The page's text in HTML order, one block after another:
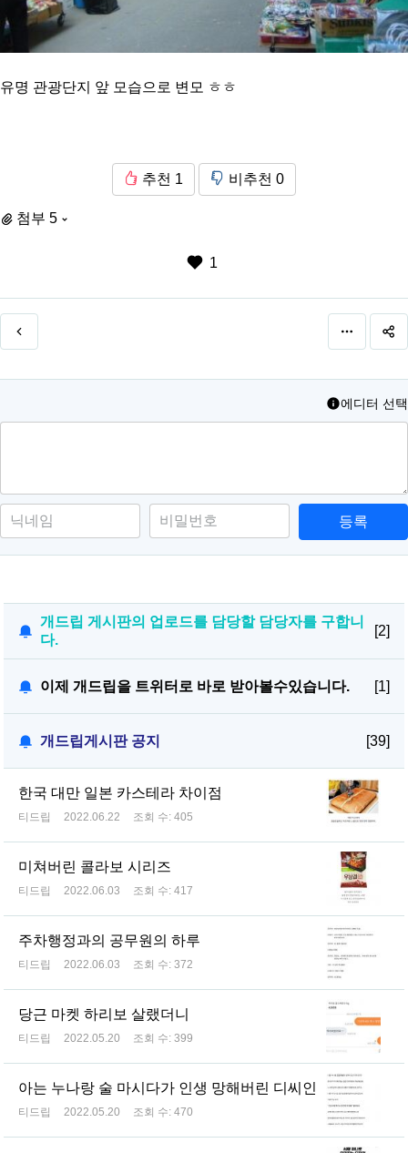
유명 관광단지 앞 모습으로 변모 ㅎㅎ
추천 1 비추천 0
첨부 5
1
에디터 선택
등록
개드립 게시판의 업로드를 담당할 담당자를 구합니
다.
[2]
이제 개드립을 트위터로 바로 받아볼수있습니다. [1]
개드립게시판 공지 [39]
한국 대만 일본 카스테라 차이점
티드립 2022.06.22 조회 수: 405
미쳐버린 콜라보 시리즈
티드립 2022.06.03 조회 수: 417
주차행정과의 공무원의 하루
티드립 2022.06.03 조회 수: 372
당근 마켓 하리보 살랬더니
티드립 2022.05.20 조회 수: 399
아는 누나랑 술 마시다가 인생 망해버린 디씨인
티드립 2022.05.20 조회 수: 470